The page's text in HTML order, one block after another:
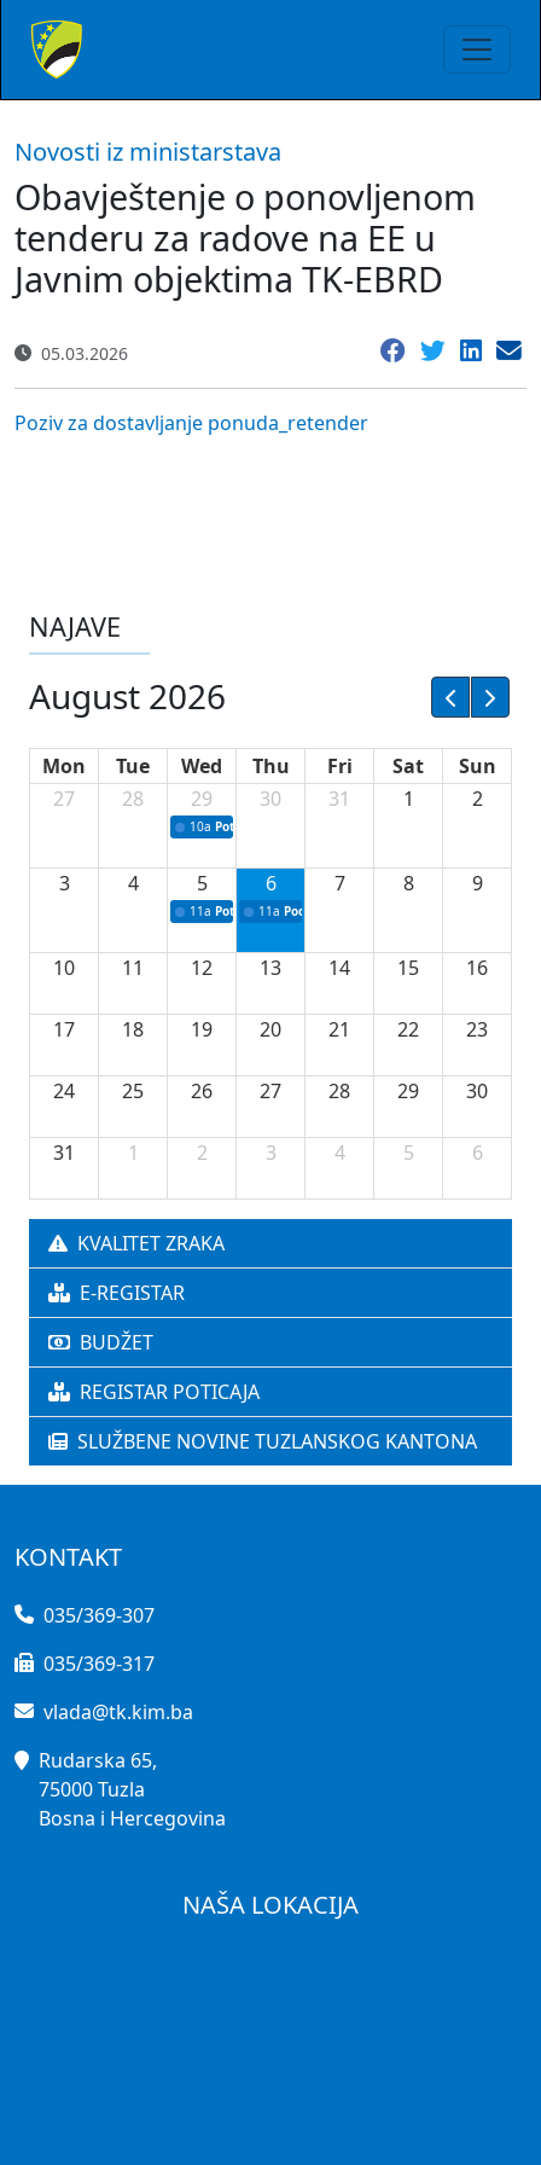
Novosti iz ministarstava
Obavještenje o ponovljenom
tenderu za radove na EE u
Javnim objektima TK-EBRD
05.03.2026
Poziv za dostavljanje ponuda_retender
NAJAVE
August 2026
Mon Tue Wed Thu Fri Sat
Sun
27
28 29
10a Potpisivanje ugovora sa neprofitnim
30 31 1 2
3 4 5
11a Potpisivanje ugovora o stipendijama za
6
11a Podrška razvoju vodne infrastrukture u
7 8 9
10 11 12 13 14 15 16
17 18 19 20 21 22 23
24 25 26 27 28 29 30
31 1 2 3 4 5 6
KVALITET ZRAKA
E-REGISTAR
BUDŽET
REGISTAR POTICAJA
SLUŽBENE NOVINE TUZLANSKOG KANTONA
KONTAKT
035/369-307
035/369-317
vlada@tk.kim.ba
Rudarska 65,
75000 Tuzla
Bosna i Hercegovina
NAŠA LOKACIJA